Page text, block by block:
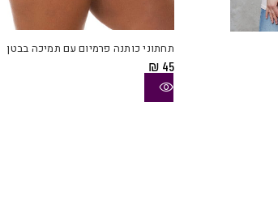
תחתוני כותנה פרמיום עם תמיכה בבטן
₪ 45
מספר
סוגים.
ניתן